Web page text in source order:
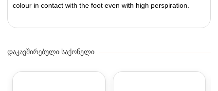
colour in contact with the foot even with high perspiration.
ᲓᲐᲙᲐᲕᲨᲘᲠᲔᲑᲣᲚᲘ ᲡᲐᲥᲝᲜᲔᲚᲘ